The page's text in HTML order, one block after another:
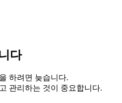
다
하려면 늦습니다.
관리하는 것이 중요합니다.